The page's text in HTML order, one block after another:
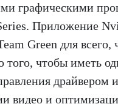
графическими
Приложение
Green для всего,
того, чтобы иметь
драйвером
видео и